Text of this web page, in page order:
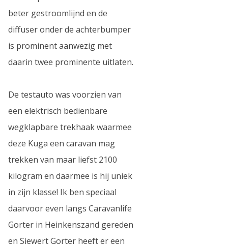
beter gestroomlijnd en de
diffuser onder de achterbumper
is prominent aanwezig met
daarin twee prominente uitlaten.
De testauto was voorzien van
een elektrisch bedienbare
wegklapbare trekhaak waarmee
deze Kuga een caravan mag
trekken van maar liefst 2100
kilogram en daarmee is hij uniek
in zijn klasse! Ik ben speciaal
daarvoor even langs Caravanlife
Gorter in Heinkenszand gereden
en Siewert Gorter heeft er een